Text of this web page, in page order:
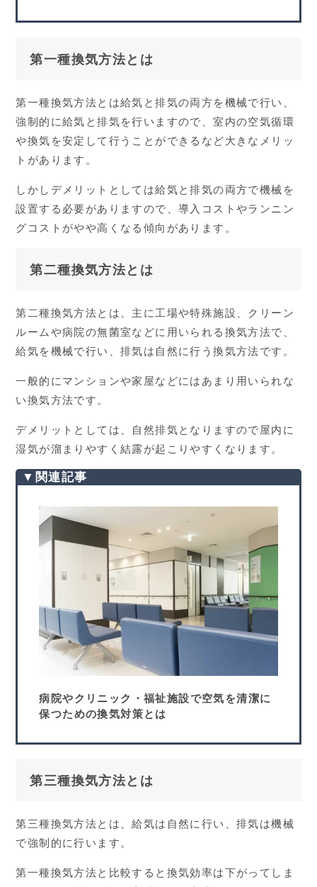
第一種換気方法とは
第一種換気方法とは給気と排気の両方を機械で行い、
強制的に給気と排気を行いますので、室内の空気循環
や換気を安定して行うことができるなど大きなメリッ
トがあります。
しかしデメリットとしては給気と排気の両方で機械を
設置する必要がありますので、導入コストやランニン
グコストがやや高くなる傾向があります。
第二種換気方法とは
第二種換気方法とは、主に工場や特殊施設、クリーン
ルームや病院の無菌室などに用いられる換気方法で、
給気を機械で行い、排気は自然に行う換気方法です。
一般的にマンションや家屋などにはあまり用いられな
い換気方法です。
デメリットとしては、自然排気となりますので屋内に
湿気が溜まりやすく結露が起こりやすくなります。
▼関連記事
病院やクリニック・福祉施設で空気を清潔に
保つための換気対策とは
第三種換気方法とは
第三種換気方法とは、給気は自然に行い、排気は機械
で強制的に行います。
第一種換気方法と比較すると換気効率は下がってしま